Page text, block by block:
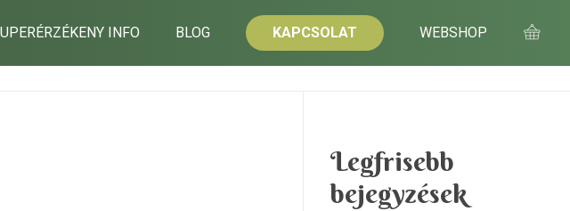
INFO BLOG KAPCSOLAT WEBSHOP
Legfrisebb
bejegyzések